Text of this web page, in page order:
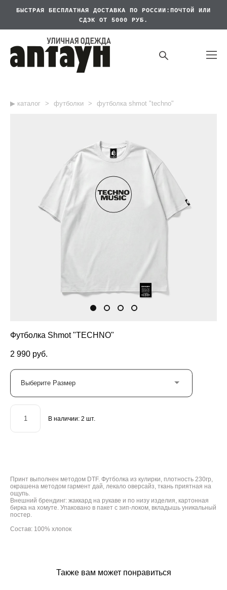
БЫСТРАЯ БЕСПЛАТНАЯ
ДОСТАВКА ПО РОССИИ:ПОЧТОЙ ИЛИ
СДЭК ОТ 5000 РУБ.
▶︎ каталог > футболки > футболка shmot "techno"
Футболка Shmot "TECHNO"
2 990 pуб.
Выберите Размер
В наличии: 2 шт.
Принт выполнен методом DTF. Футболка из кулирки, плотность 230гр,
окрашена методом гармент дай, лекало оверсайз, ткань приятная на
ощупь.
Внешний брендинг: жаккард на рукаве и по низу изделия, картонная
бирка на хомуте. Упаковано в пакет с зип-локом, вкладышь уникальный
постер.
Состав: 100% хлопок
Также вам может понравиться